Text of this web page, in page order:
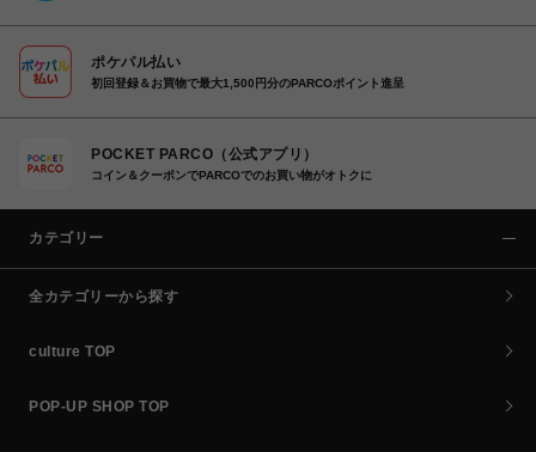
ポケパル払い
初回登録＆お買物で最大1,500円分のPARCOポイント進呈
POCKET PARCO（公式アプリ）
コイン＆クーポンでPARCOでのお買い物がオトクに
カテゴリー
全カテゴリーから探す
culture TOP
POP-UP SHOP TOP